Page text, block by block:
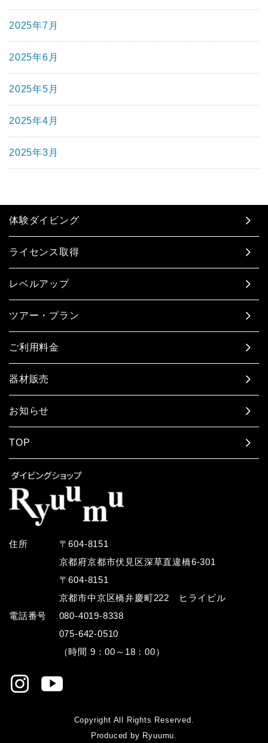
2025年7月
2025年6月
2025年5月
2025年4月
2025年3月
体験ダイビング
ライセンス取得
レベルアップ
ツアー・プラン
ご利用料金
器材販売
お知らせ
TOP
住所
〒604-8151
京都府京都市伏見区深草直違橋6-301
〒604-8151
京都市中京区橋弁慶町222 ヒライビル
電話番号
080-4019-8338
075-642-0510
（時間 9：00～18：00）
Copyright All Rights Reserved.
Produced by Ryuumu.